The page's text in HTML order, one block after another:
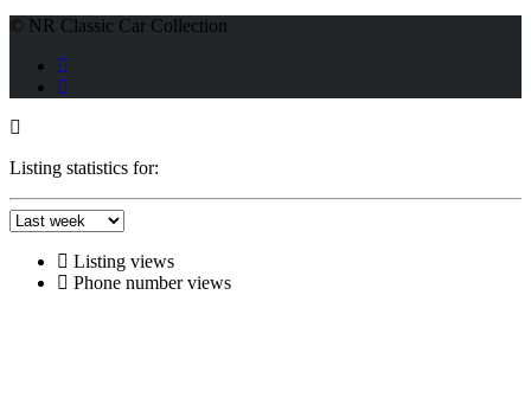
© NR Classic Car Collection
Listing statistics for:
Listing views
Phone number views